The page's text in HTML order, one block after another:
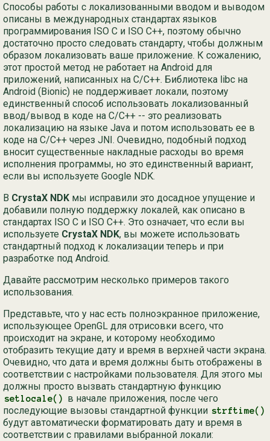
Способы работы с локализованными вводом и выводом
описаны в международных стандартах языков
программирования ISO C и ISO C++, поэтому обычно
достаточно просто следовать стандарту, чтобы должным
образом локализовать ваше приложение. К сожалению,
этот простой метод не работает на Android для
приложений, написанных на C/C++. Библиотека libc на
Android (Bionic) не поддерживает локали, поэтому
единственный способ использовать локализованный
ввод/вывод в коде на C/C++ -- это реализовать
локализацию на языке Java и потом использовать ее в
коде на C/C++ через JNI. Очевидно, подобный подход
вносит существенные накладные расходы во время
исполнения программы, но это единственный вариант,
если вы используете Google NDK.
В CrystaX NDK мы исправили это досадное упущение и
добавили полную поддержку локалей, как описано в
стандартах ISO C и ISO C++. Это означает, что если вы
используете CrystaX NDK, вы можете использовать
стандартный подход к локализации теперь и при
разработке под Android.
Давайте рассмотрим несколько примеров такого
использования.
Представьте, что у нас есть полноэкранное приложение,
использующее OpenGL для отрисовки всего, что
происходит на экране, и которому необходимо
отобразить текущие дату и время в верхней части экрана.
Очевидно, что дата и время должны быть отображены в
соответствии с настройками пользователя. Для этого мы
должны просто вызвать стандартную функцию
setlocale()
в начале приложения, после чего
последующие вызовы стандартной функции strftime()
будут автоматически форматировать дату и время в
соответствии с правилами выбранной локали: